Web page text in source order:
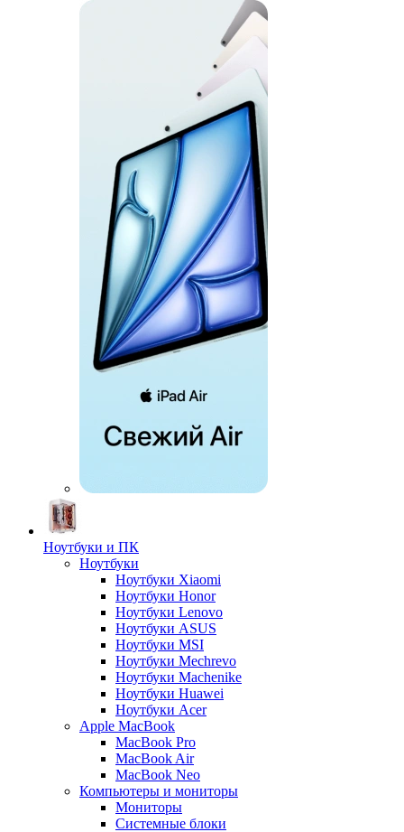
Ноутбуки и ПК
Ноутбуки
Ноутбуки Xiaomi
Ноутбуки Honor
Ноутбуки Lenovo
Ноутбуки ASUS
Ноутбуки MSI
Ноутбуки Mechrevo
Ноутбуки Machenike
Ноутбуки Huawei
Ноутбуки Acer
Apple MacBook
MacBook Pro
MacBook Air
MacBook Neo
Компьютеры и мониторы
Мониторы
Системные блоки